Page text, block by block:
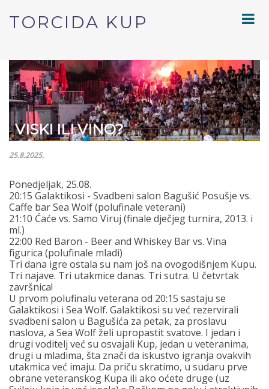
TORCIDA KUP
VISKI ILI VINO?
25.8.2025.
Ponedjeljak, 25.08.
20:15 Galaktikosi - Svadbeni salon Bagušić Posušje vs.
Caffe bar Sea Wolf (polufinale veterani)
21:10 Ćaće vs. Samo Viruj (finale dječjeg turnira, 2013. i
ml.)
22:00 Red Baron - Beer and Whiskey Bar vs. Vina
figurica (polufinale mladi)
Tri dana igre ostala su nam još na ovogodišnjem Kupu.
Tri najave. Tri utakmice danas. Tri sutra. U četvrtak
završnica!
U prvom polufinalu veterana od 20:15 sastaju se
Galaktikosi i Sea Wolf. Galaktikosi su već rezervirali
svadbeni salon u Bagušića za petak, za proslavu
naslova, a Sea Wolf želi upropastit svatove. I jedan i
drugi voditelj već su osvajali Kup, jedan u veteranima,
drugi u mladima, šta znači da iskustvo igranja ovakvih
utakmica već imaju. Da priču skratimo, u sudaru prve
obrane veteranskog Kupa ili ako oćete druge (uz